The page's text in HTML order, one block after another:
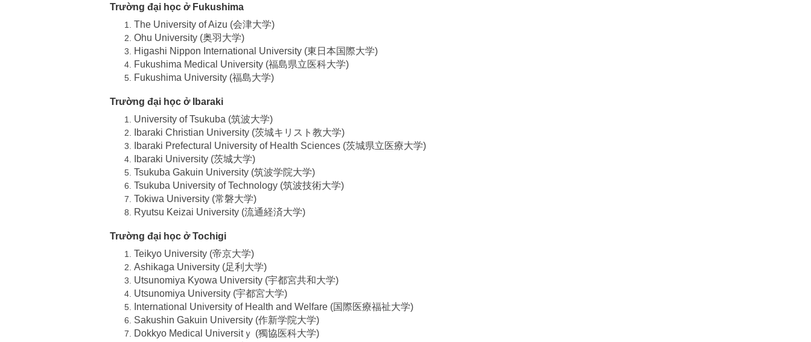
Trường đại học ở Fukushima
The University of Aizu (会津大学)
Ohu University (奥羽大学)
Higashi Nippon International University (東日本国際大学)
Fukushima Medical University (福島県立医科大学)
Fukushima University (福島大学)
Trường đại học ở Ibaraki
University of Tsukuba (筑波大学)
Ibaraki Christian University (茨城キリスト教大学)
Ibaraki Prefectural University of Health Sciences (茨城県立医療大学)
Ibaraki University (茨城大学)
Tsukuba Gakuin University (筑波学院大学)
Tsukuba University of Technology (筑波技術大学)
Tokiwa University (常磐大学)
Ryutsu Keizai University (流通経済大学)
Trường đại học ở Tochigi
Teikyo University (帝京大学)
Ashikaga University (足利大学)
Utsunomiya Kyowa University (宇都宮共和大学)
Utsunomiya University (宇都宮大学)
International University of Health and Welfare (国際医療福祉大学)
Sakushin Gakuin University (作新学院大学)
Dokkyo Medical Universitｙ (獨協医科大学)